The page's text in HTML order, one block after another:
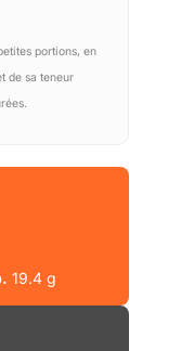
portions, en
de sa teneur
19.4 g